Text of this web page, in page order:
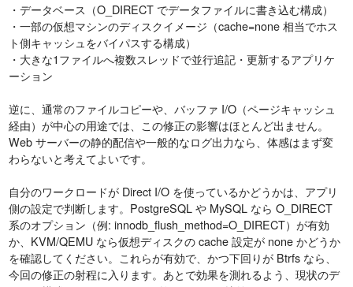
・データベース（O_DIRECT でデータファイルに書き込む構成）
・一部の仮想マシンのディスクイメージ（cache=none 相当でホス
ト側キャッシュをバイパスする構成）
・大きな1ファイルへ複数スレッドで並行追記・更新するアプリケ
ーション
逆に、通常のファイルコピーや、バッファ I/O（ページキャッシュ
経由）が中心の用途では、この修正の影響はほとんど出ません。
Web サーバーの静的配信や一般的なログ出力なら、体感はまず変
わらないと考えてよいです。
自分のワークロードが Direct I/O を使っているかどうかは、アプリ
側の設定で判断します。PostgreSQL や MySQL なら O_DIRECT
系のオプション（例: innodb_flush_method=O_DIRECT）が有効
か、KVM/QEMU なら仮想ディスクの cache 設定が none かどうか
を確認してください。これらが有効で、かつ下回りが Btrfs なら、
今回の修正の射程に入ります。あとで効果を測れるよう、現状のデ